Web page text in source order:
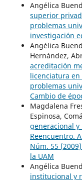
Angélica
superior
problemas
investigación
Angélica
Hernández,
acreditación
licenciatura en
problemas
Cambio de
Magdalena
Espinosa,
generacional
Reencuentro.
Núm. 55
la UAM
Angélica
institucional y